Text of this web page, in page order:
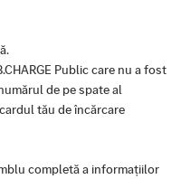
Public care nu a fost
de pe spate al
tău de încărcare
completă a informațiilor